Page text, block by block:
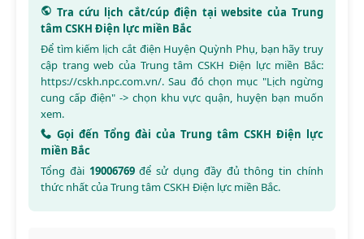
Tra cứu lịch cắt/cúp điện tại website của Trung
tâm CSKH Điện lực miền Bắc
Để tìm kiếm lịch cắt điện Huyện Quỳnh Phụ, bạn hãy truy
cập trang web của Trung tâm CSKH Điện lực miền Bắc:
https://cskh.npc.com.vn/. Sau đó chọn mục "Lịch ngừng
cung cấp điện" -> chọn khu vực quận, huyện bạn muốn
xem.
Gọi đến Tổng đài của Trung tâm CSKH Điện lực
miền Bắc
Tổng đài 19006769để sử dụng đầy đủ thông tin chính
thức nhất của Trung tâm CSKH Điện lực miền Bắc.